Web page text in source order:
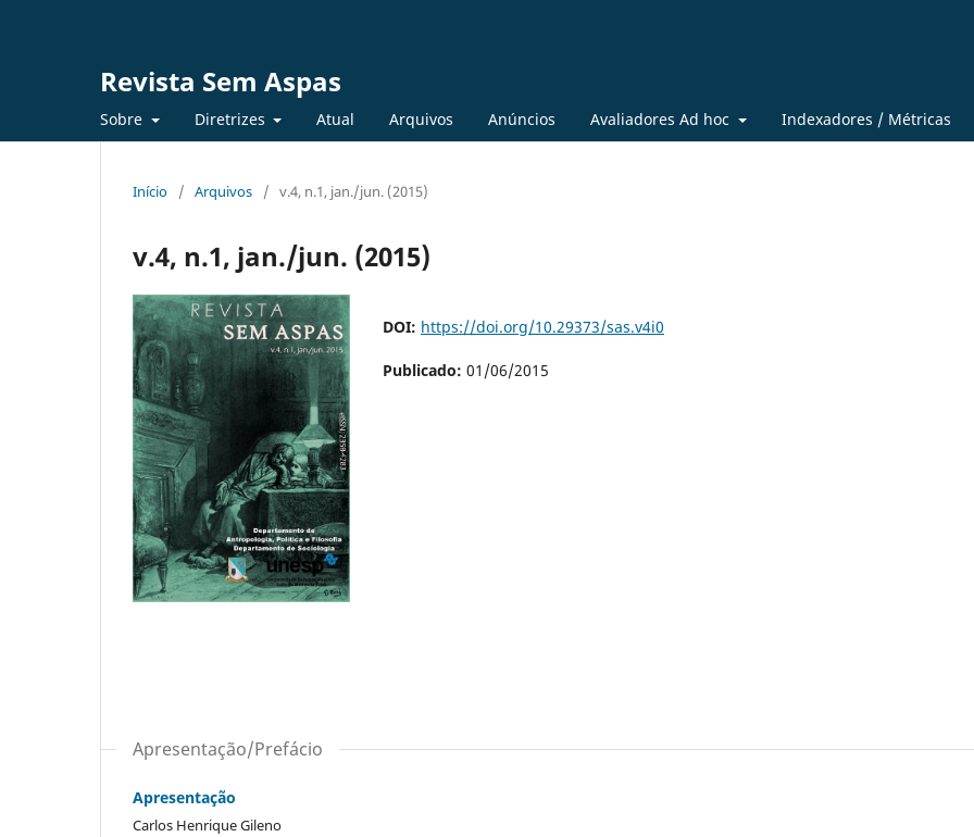
Revista Sem Aspas
Sobre Diretrizes Atual Arquivos Anúncios Avaliadores Ad hoc Indexadores / Métricas
Início / Arquivos / v.4, n.1, jan./jun. (2015)
v.4, n.1, jan./jun. (2015)
DOI: https://doi.org/10.29373/sas.v4i0
Publicado: 01/06/2015
Apresentação/Prefácio
Apresentação
Carlos Henrique Gileno